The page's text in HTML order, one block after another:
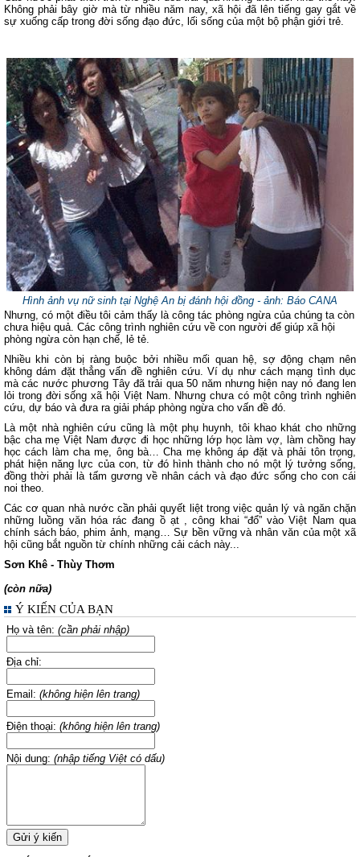
Không phải bây giờ mà từ nhiều năm nay, xã hội đã lên tiếng gay gắt về
sự xuống cấp trong đời sống đạo đức, lối sống của một bộ phận giới trẻ.
Hình ảnh vụ nữ sinh tại Nghệ An bị đánh hội đồng - ảnh: Báo CANA
Nhưng, có một điều tôi cảm thấy là công tác phòng ngừa của chúng ta còn
chưa hiệu quả. Các công trình nghiên cứu về con người để giúp xã hội
phòng ngừa còn hạn chế, lẻ tẻ.
Nhiều khi còn bị ràng buộc bởi nhiều mối quan hệ, sợ động chạm nên
không dám đặt thẳng vấn đề nghiên cứu. Ví dụ như cách mạng tình dục
mà các nước phương Tây đã trải qua 50 năm nhưng hiện nay nó đang len
lỏi trong đời sống xã hội Việt Nam. Nhưng chưa có một công trình nghiên
cứu, dự báo và đưa ra giải pháp phòng ngừa cho vấn đề đó.
Là một nhà nghiên cứu cũng là một phụ huynh, tôi khao khát cho những
bậc cha mẹ Việt Nam được đi học những lớp học làm vợ, làm chồng hay
học cách làm cha mẹ, ông bà… Cha mẹ không áp đặt và phải tôn trọng,
phát hiện năng lực của con, từ đó hình thành cho nó một lý tưởng sống,
đồng thời phải là tấm gương về nhân cách và đạo đức sống cho con cái
noi theo.
Các cơ quan nhà nước cần phải quyết liệt trong việc quản lý và ngăn chặn
những luồng văn hóa rác đang ồ ạt , công khai “đổ” vào Việt Nam qua
chính sách báo, phim ảnh, mạng… Sự bền vững và nhân văn của một xã
hội cũng bắt nguồn từ chính những cải cách này...
Sơn Khê - Thùy Thơm
(còn nữa)
Ý KIẾN CỦA BẠN
Họ và tên: (cần phải nhập)
Địa chỉ:
Email: (không hiện lên trang)
Điện thoại: (không hiện lên trang)
Nội dung: (nhập tiếng Việt có dấu)